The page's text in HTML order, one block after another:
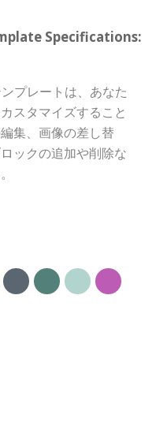
Specifications:
プレートは、あなた
スタマイズすること
集、画像の差し替
ックの追加や削除な